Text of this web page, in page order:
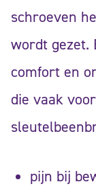
schroeven
wordt gezet.
comfort en
die vaak
pijn bij